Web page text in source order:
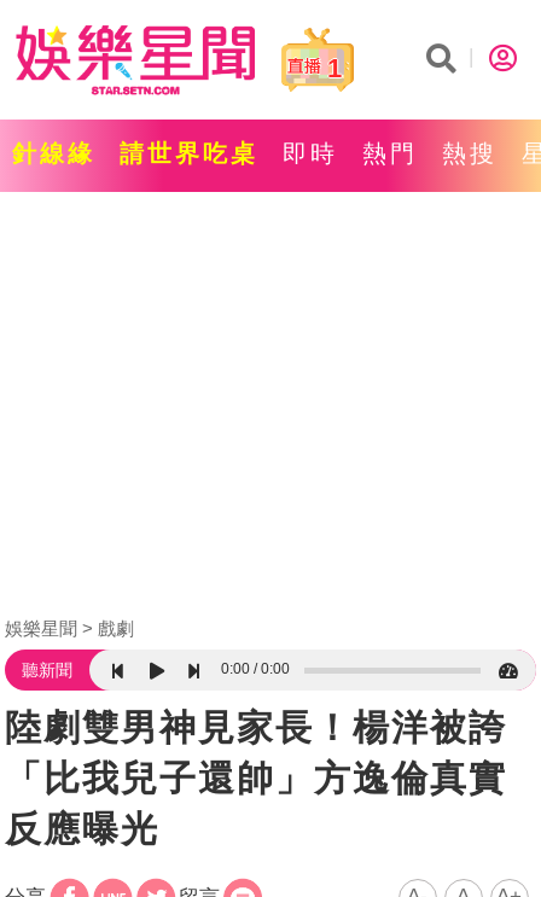
1
針線緣 請世界吃桌 即時 熱門 熱搜
娛樂星聞 戲劇
聽新聞 0:00 0:00
陸劇雙男神見家長！楊洋被誇
「比我兒子還帥」方逸倫真實
反應曝光